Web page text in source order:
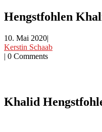
Hengstfohlen
10. Mai 2020|
Kerstin Schaab
| 0 Comments
Khalid